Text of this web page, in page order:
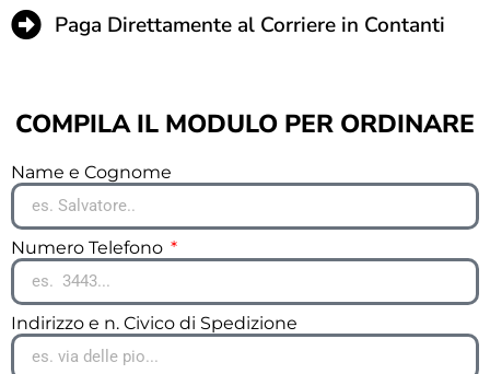
Paga Direttamente al Corriere in Contanti
COMPILA IL MODULO PER ORDINARE
Name e Cognome
Numero Telefono
Indirizzo e n. Civico di Spedizione